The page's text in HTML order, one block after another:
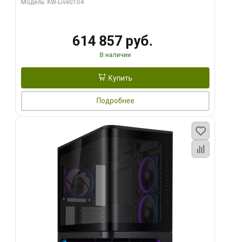
Модель: KW-Live0104
614 857 руб.
В наличии
Купить
Подробнее